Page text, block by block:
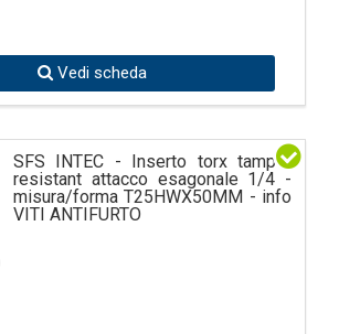
Vedi scheda
SFS INTEC - Inserto torx tamper
resistant attacco esagonale 1/4 -
misura/forma T25HWX50MM - info
VITI ANTIFURTO